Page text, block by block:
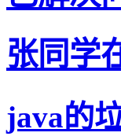
张同学
java的